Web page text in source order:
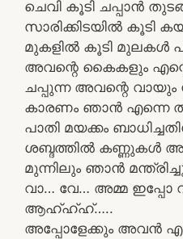
ചെവി കൂടി ചപ്പാൻ
സാരിക്കിടയിൽ കൂടി
മുകളിൽ കൂടി മുലകൾ
അവന്റെ കൈകളും എന്റെ
ചപ്പുന്ന അവന്റെ
കാരണം ഞാൻ എന്നെ
പാതി മയക്കം
ശബ്ദത്തിൽ കണ്ണുകൾ
മുന്നിലും ഞാൻ
വാ… വേ… അമ്മ ഇപ്പോ
ആഹ്ഹ്ഹ്…..
അപ്പോളേക്കും അവൻ